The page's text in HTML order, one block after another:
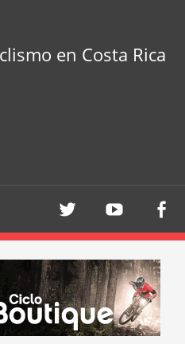
en Costa Rica